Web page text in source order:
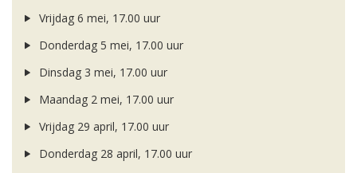
Vrijdag 6 mei, 17.00 uur
Donderdag 5 mei, 17.00 uur
Dinsdag 3 mei, 17.00 uur
Maandag 2 mei, 17.00 uur
Vrijdag 29 april, 17.00 uur
Donderdag 28 april, 17.00 uur